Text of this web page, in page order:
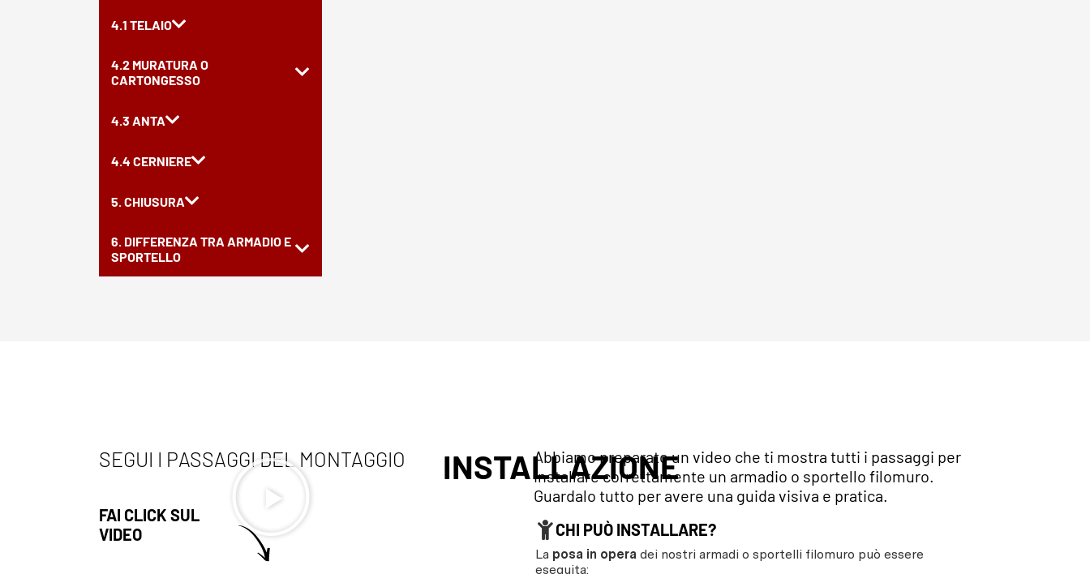
4.1 TELAIO
4.2 MURATURA O
CARTONGESSO
4.3 ANTA
4.4 CERNIERE
5. CHIUSURA
6. DIFFERENZA TRA ARMADIO E
SPORTELLO
SEGUI I PASSAGGI DEL MONTAGGIO INSTALLAZIONE
Abbiamo preparato un video che ti mostra tutti i passaggi per
installare correttamente un armadio o sportello filomuro.
Guardalo tutto per avere una guida visiva e pratica.
FAI CLICK SUL
VIDEO
CHI PUÒ INSTALLARE?
La posa in opera dei nostri armadi o sportelli filomuro può essere
eseguita: